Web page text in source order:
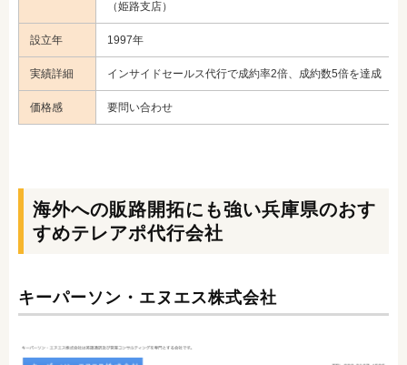
（姫路支店）
設立年 1997年
実績詳細 インサイドセールス代行で成約率2倍、成約数5倍を達成
価格感 要問い合わせ
海外への販路開拓にも強い兵庫県のおす
すめテレアポ代行会社
キーパーソン・エヌエス株式会社